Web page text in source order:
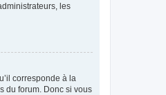
les
corresponde à la
du forum. Donc si vous